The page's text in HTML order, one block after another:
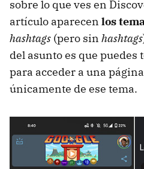
sobre lo que ves en
artículo aparecen los
hashtags (pero sin hashtags
del asunto es que puedes
para acceder a una
únicamente de ese tema.